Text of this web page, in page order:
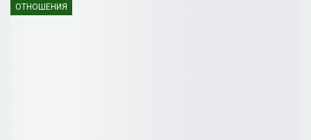
ОТНОШЕНИЯ